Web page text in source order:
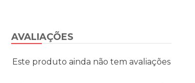
AVALIAÇÕES
Este produto ainda não tem avaliações